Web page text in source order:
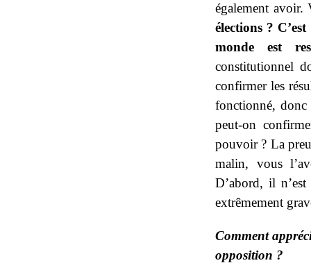
également
élections ?
monde est
constitutionnel
confirmer les
fonctionné, donc
peut-on
pouvoir ? La
malin, vous
D’abord, il
extrêmement
Comment
opposition ?